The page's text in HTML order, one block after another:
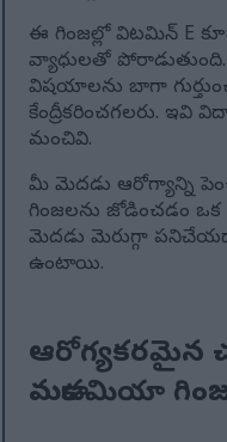
ఈ గింజల్లో విటమిన్ E
వ్యాధులతో
విషయాలను బాగా
కేంద్రీకరించగలరు. ఇవి
మంచివి.
మీ మెదడు ఆరోగ్యాన్ని
గింజలను జోడించడం
మెదడు మెరుగ్గా
ఉంటాయి.
ఆరోగ్యకరమైన
మకాడమియా